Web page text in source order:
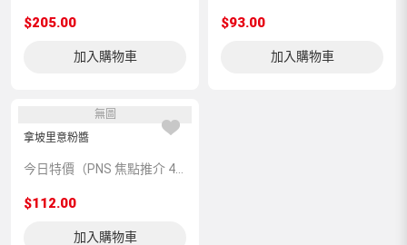
$205.00
加入購物車
$93.00
加入購物車
無圖
拿坡里意粉醬
今日特價（PNS 焦點推介 419063）
$112.00
加入購物車